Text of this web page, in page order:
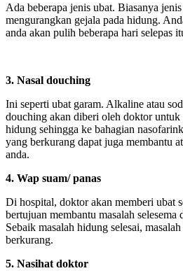
Ada beberapa jenis ubat. Biasanya
mengurangkan gejala pada hidung.
anda akan pulih beberapa hari selepas
3. Nasal douching
Ini seperti ubat garam. Alkaline atau
douching akan diberi oleh doktor untuk
hidung sehingga ke bahagian
yang berkurang dapat juga membantu
anda.
4. Wap suam/ panas
Di hospital, doktor akan memberi ubat
bertujuan membantu masalah selesema
Sebaik masalah hidung selesai,
berkurang.
5. Nasihat doktor